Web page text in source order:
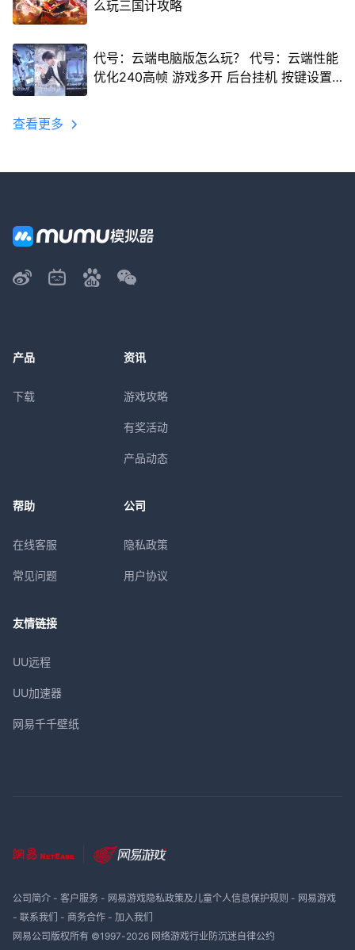
么玩三国计攻略
代号：云端电脑版怎么玩？ 代号：云端性能
优化240高帧 游戏多开 后台挂机 按键设置
查看更多
产品
下载
资讯
游戏攻略
有奖活动
产品动态
帮助
在线客服
常见问题
公司
隐私政策
用户协议
友情链接
UU远程
UU加速器
网易千千壁纸
公司简介- 客户服务- 网易游戏隐私政策及儿童个人信息保护规则 - 网易游戏
- 联系我们 - 商务合作- 加入我们
网易公司版权所有 ©1997-2026 网络游戏行业防沉迷自律公约